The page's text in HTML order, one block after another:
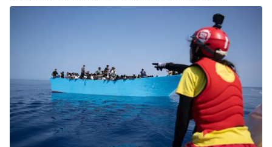
Theo dõi báo trên
Cơ quan chủ quản:Đài Truyền hình Việt Nam
Cơ quan báo chí:Thời báo VTV
Giấy phép hoạt động báo in và báo điện tử số 483/GP-BTTTT